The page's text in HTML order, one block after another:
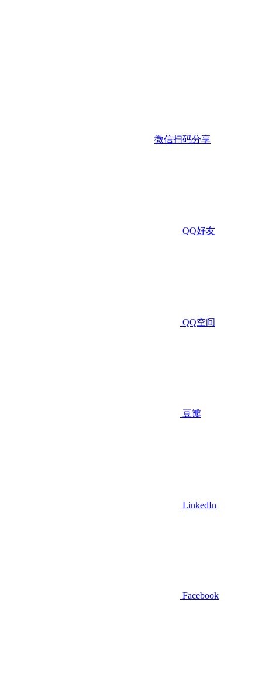
微信扫码分享
QQ好友
QQ空间
豆瓣
LinkedIn
Facebook